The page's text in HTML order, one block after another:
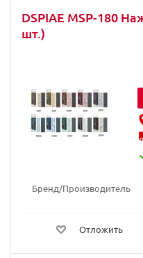
DSPIAE MSP-180
шт.)
Бренд/Производитель
Отложить